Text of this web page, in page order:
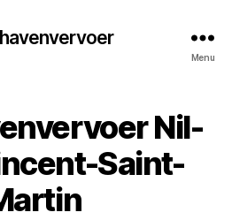
Menu
Nil-
Saint-